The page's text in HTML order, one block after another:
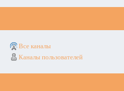
Все каналы
Каналы пользователей